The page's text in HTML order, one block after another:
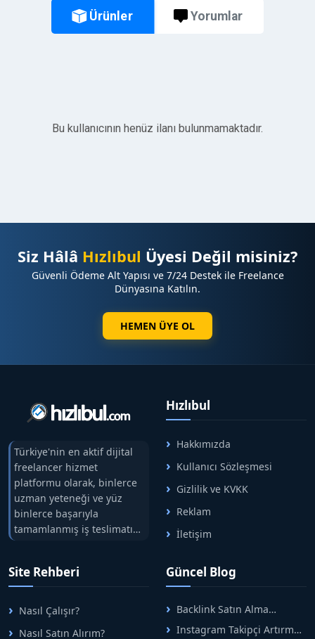
Ürünler Yorumlar
Bu kullanıcının henüz ilanı bulunmamaktadır.
Siz Hâlâ Hızlıbul Üyesi Değil misiniz?
Güvenli Ödeme Alt Yapısı ve 7/24 Destek ile Freelance
Dünyasına Katılın.
HEMEN ÜYE OL
Türkiye'nin en aktif dijital
freelancer hizmet
platformu olarak, binlerce
uzman yeteneği ve yüz
binlerce başarıyla
tamamlanmış iş teslimatını
tek çatıda buluşturuyoruz.
arasındaki süreci risksiz
alışveriş sistemi ile koruyan
ticaretin güvenli
adreslerinden birisidir.
Hızlıbul
Hakkımızda
Kullanıcı Sözleşmesi
Gizlilik ve KVKK
Reklam
İletişim
Site Rehberi
Nasıl Çalışır?
Nasıl Satın Alırım?
Güncel Blog
Backlink Satın Alma
Rehberi: Güvenli SEO İçin
Doğru Adımlar
Instagram Takipçi Artırma